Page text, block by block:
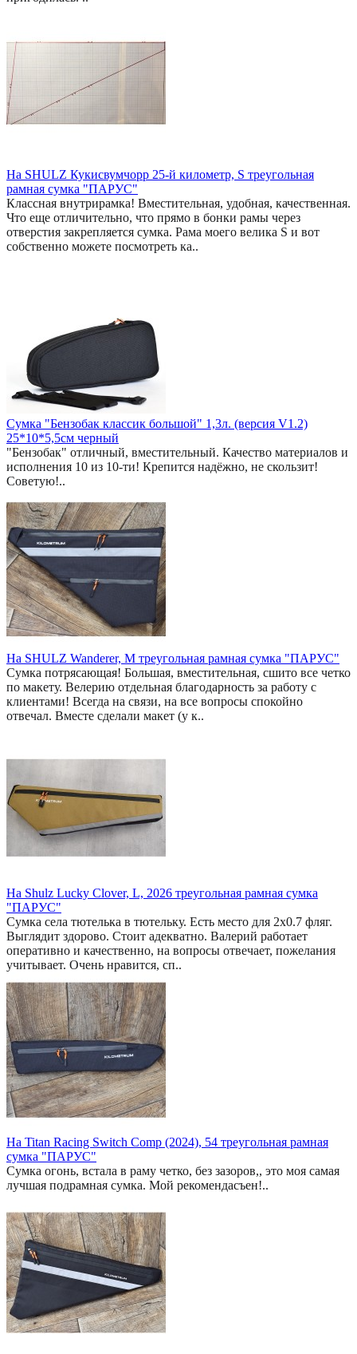
На SHULZ Кукисвумчорр 25-й километр, S треугольная
рамная сумка "ПАРУС"
Классная внутрирамка! Вместительная, удобная, качественная.
Что еще отличительно, что прямо в бонки рамы через
отверстия закрепляется сумка. Рама моего велика S и вот
собственно можете посмотреть ка..
Сумка "Бензобак классик большой" 1,3л. (версия V1.2)
25*10*5,5см черный
"Бензобак" отличный, вместительный. Качество материалов и
исполнения 10 из 10-ти! Крепится надёжно, не скользит!
Советую!..
На SHULZ Wanderer, M треугольная рамная сумка "ПАРУС"
Сумка потрясающая! Большая, вместительная, сшито все четко
по макету. Велерию отдельная благодарность за работу с
клиентами! Всегда на связи, на все вопросы спокойно
отвечал. Вместе сделали макет (у к..
На Shulz Lucky Clover, L, 2026 треугольная рамная сумка
"ПАРУС"
Сумка села тютелька в тютельку. Есть место для 2x0.7 фляг.
Выглядит здорово. Стоит адекватно. Валерий работает
оперативно и качественно, на вопросы отвечает, пожелания
учитывает. Очень нравится, сп..
На Titan Racing Switch Comp (2024), 54 треугольная рамная
сумка "ПАРУС"
Сумка огонь, встала в раму четко, без зазоров,, это моя самая
лучшая подрамная сумка. Мой рекомендасъен!..